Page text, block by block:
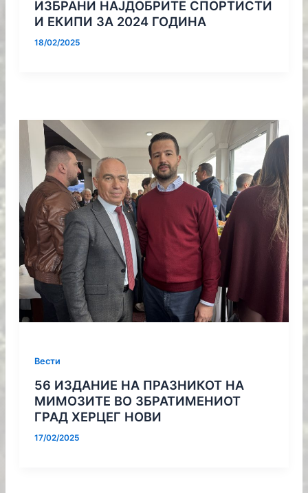
ИЗБРАНИ НАЈДОБРИТЕ СПОРТИСТИ
И ЕКИПИ ЗА 2024 ГОДИНА
18/02/2025
Вести
56 ИЗДАНИЕ НА ПРАЗНИКОТ НА
МИМОЗИТЕ ВО ЗБРАТИМЕНИОТ
ГРАД ХЕРЦЕГ НОВИ
17/02/2025